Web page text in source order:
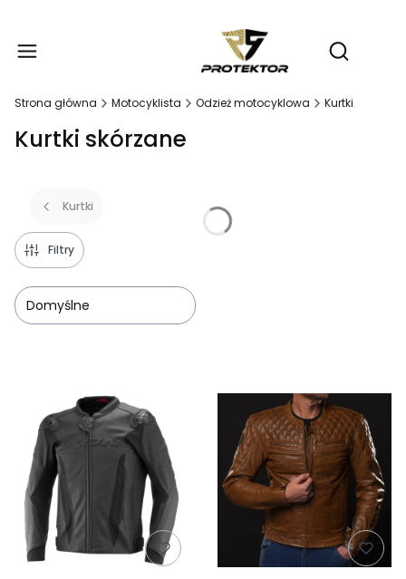
Otwórz
Strona główna Motocyklista Odzież motocyklowa Kurtki
Kurtki skórzane
Kurtki
Filtry
Domyślne